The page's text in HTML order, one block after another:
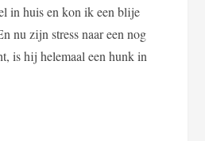
in huis en kon ik een blije
nu zijn stress naar een nog
is hij helemaal een hunk in